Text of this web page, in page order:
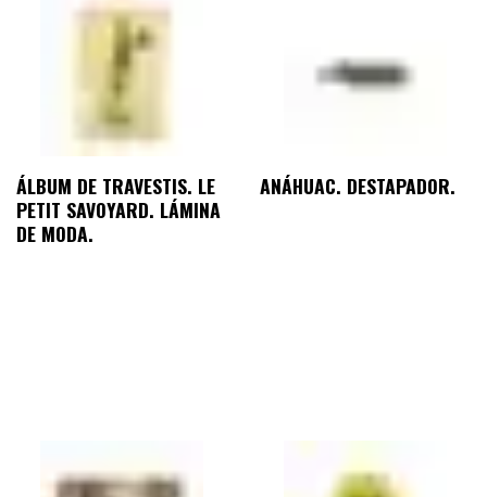
ÁLBUM DE TRAVESTIS. LE
PETIT SAVOYARD. LÁMINA
DE MODA.
ANÁHUAC. DESTAPADOR.